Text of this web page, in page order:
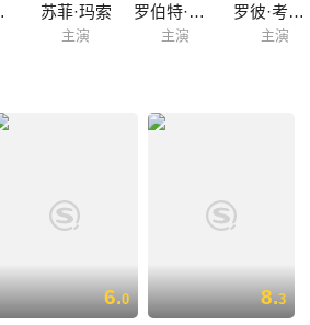
南 苏菲·玛索
主演
罗伯特·卡莱尔
主演
罗彼·考特拉尼
主演
6.0 8.3